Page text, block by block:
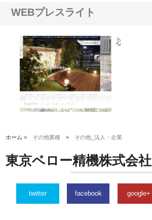
WEBプレスライト
と名古屋で叶える理想の外構空
間
ホーム > その他業種 > その他_法人・企業
東京ベロー精機株式会社
twitter facebook google+